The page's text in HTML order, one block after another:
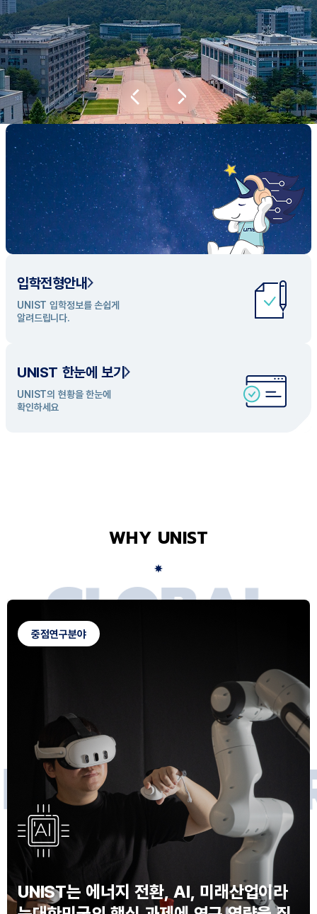
새내기학부에서
전공탐색 프로그램을 통해 나에게 맞는 최
적의 전공을 찾아보세요.
전공탐색 가이드 바로가기
UNIST 학과 소개
UNIST의 개성있는 학과들을
탐색해 보세요
입학전형안내
UNIST 입학정보를 손쉽게
알려드립니다.
UNIST 한눈에 보기
UNIST의 현황을 한눈에
확인하세요
WHY UNIST
GLOBAL
CA S
R
FU TU RE
NNOVATO
S
중점연구분야
UNIST는 에너지 전환, AI, 미래산업이라